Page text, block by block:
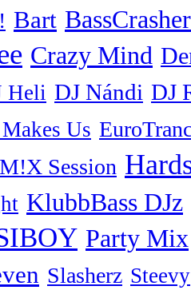
Bart BassCrasher
Crazy Mind
Heli DJ Nándi DJ
Us
Session
KlubbBass DJz
Party Mix
Slasherz Steevy